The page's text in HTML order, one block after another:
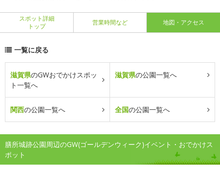
スポット詳細
トップ
営業時間など 地図・アクセス
一覧に戻る
滋賀県のGWおでかけスポッ
ト一覧へ
滋賀県の公園一覧へ
関西の公園一覧へ 全国の公園一覧へ
膳所城跡公園周辺のGW(ゴールデンウィーク)イベント・おでかけス
ポット